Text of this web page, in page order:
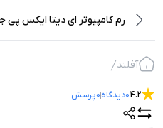
آفلند
4.2
0دیدگاه0پرسش